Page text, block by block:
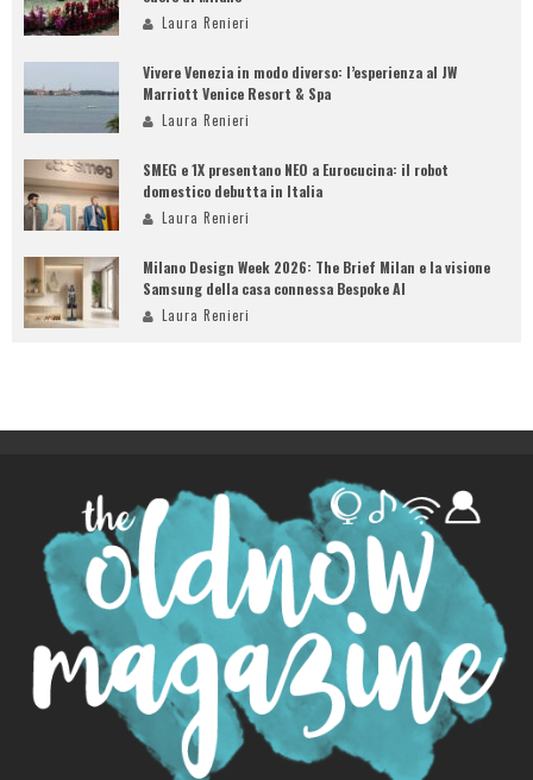
Laura Renieri
Vivere Venezia in modo diverso: l’esperienza al JW
Marriott Venice Resort & Spa
Laura Renieri
SMEG e 1X presentano NEO a Eurocucina: il robot
domestico debutta in Italia
Laura Renieri
Milano Design Week 2026: The Brief Milan e la visione
Samsung della casa connessa Bespoke AI
Laura Renieri